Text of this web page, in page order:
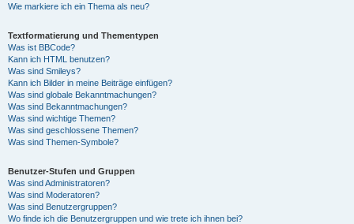
Wie markiere ich ein Thema als neu?
Textformatierung und Thementypen
Was ist BBCode?
Kann ich HTML benutzen?
Was sind Smileys?
Kann ich Bilder in meine Beiträge einfügen?
Was sind globale Bekanntmachungen?
Was sind Bekanntmachungen?
Was sind wichtige Themen?
Was sind geschlossene Themen?
Was sind Themen-Symbole?
Benutzer-Stufen und Gruppen
Was sind Administratoren?
Was sind Moderatoren?
Was sind Benutzergruppen?
Wo finde ich die Benutzergruppen und wie trete ich ihnen bei?